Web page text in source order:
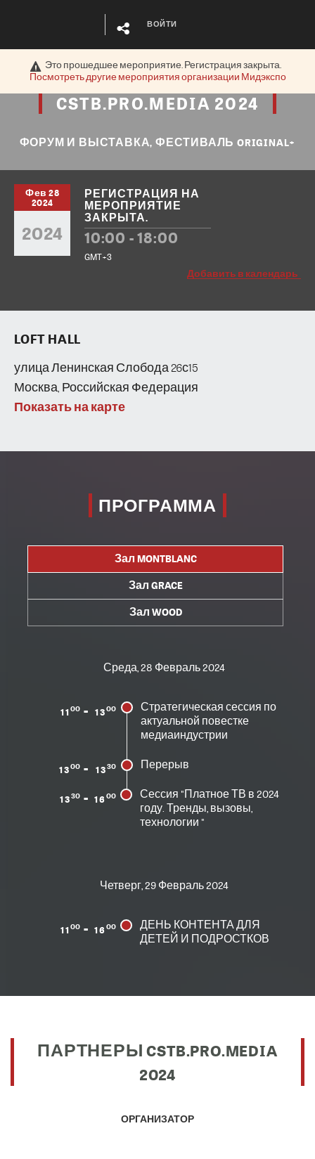
Это прошедшее мероприятие. Регистрация закрыта.
Посмотреть другие мероприятия организации Мидэкспо
ВОЙТИ
CSTB.PRO.MEDIA 2024
ФОРУМ И ВЫСТАВКА, ФЕСТИВАЛЬ ORIGINAL+
Фев 28
2024
2024
РЕГИСТРАЦИЯ НА
МЕРОПРИЯТИЕ
ЗАКРЫТА.
10:00 - 18:00
GMT+3
Добавить в календарь
LOFT HALL
улица Ленинская Слобода 26с15
Москва, Российская Федерация
Показать на карте
ПРОГРАММА
Зал MONTBLANC
Зал GRACE
Зал WOOD
Среда, 28 Февраль 2024
1100 - 1300
Стратегическая сессия по
актуальной повестке
медиаиндустрии
1300 - 1330 Перерыв
1330 - 1600
Сессия "Платное ТВ в 2024
году. Тренды, вызовы,
технологии "
Четверг, 29 Февраль 2024
1100 - 1600
ДЕНЬ КОНТЕНТА ДЛЯ
ДЕТЕЙ И ПОДРОСТКОВ
ПАРТНЕРЫ CSTB.PRO.MEDIA
2024
ОРГАНИЗАТОР